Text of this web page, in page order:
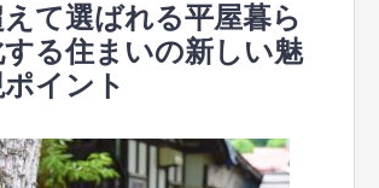
て選ばれる平屋暮ら
する住まいの新しい魅
イント